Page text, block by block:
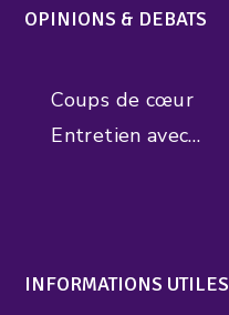
OPINIONS & DEBATS
Coups de cœur
Entretien avec…
INFORMATIONS UTILES